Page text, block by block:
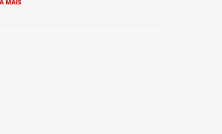
MAIS